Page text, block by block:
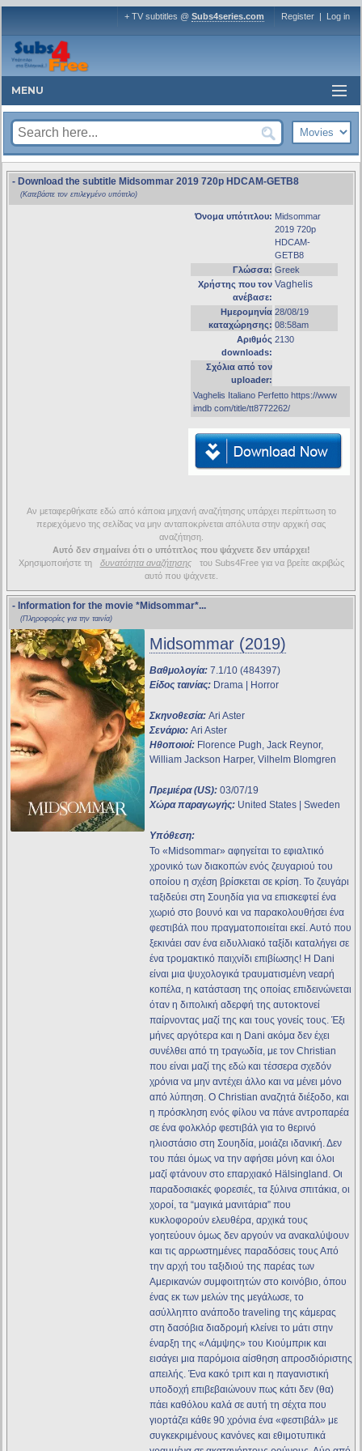
+ TV subtitles @ Subs4series.com Register | Log in
MENU
- Download the subtitle Midsommar 2019 720p HDCAM-GETB8
(Κατεβάστε τον επιλεγμένο υπότιτλο)
Όνομα υπότιτλου: Midsommar
2019 720p
HDCAM-
GETB8
Γλώσσα: Greek
Χρήστης που τον
ανέβασε:
Vaghelis
Ημερομηνία
καταχώρησης:
28/08/19
08:58am
Αριθμός
downloads:
2130
Σχόλια από τον
uploader:
Vaghelis Italianο Perfetto https://www
imdb com/title/tt8772262/
Αν μεταφερθήκατε εδώ από κάποια μηχανή αναζήτησης υπάρχει περίπτωση το
περιεχόμενο της σελίδας να μην ανταποκρίνεται απόλυτα στην αρχική σας
αναζήτηση.
Αυτό δεν σημαίνει ότι ο υπότιτλος που ψάχνετε δεν υπάρχει!
Χρησιμοποιήστε τη
δυνατότητα αναζήτησης
του Subs4Free για να βρείτε ακριβώς
αυτό που ψάχνετε.
- Information for the movie *Midsommar*...
(Πληροφορίες για την ταινία)
Midsommar (2019)
Βαθμολογία: 7.1/10 (484397)
Είδος ταινίας: Drama | Horror
Σκηνοθεσία: Ari Aster
Σενάριο: Ari Aster
Ηθοποιοί: Florence Pugh, Jack Reynor,
William Jackson Harper, Vilhelm Blomgren
Πρεμιέρα (US): 03/07/19
Χώρα παραγωγής: United States | Sweden
Υπόθεση:
Το «Midsommar» αφηγείται το εφιαλτικό
χρονικό των διακοπών ενός ζευγαριού του
οποίου η σχέση βρίσκεται σε κρίση. Το ζευγάρι
ταξιδεύει στη Σουηδία για να επισκεφτεί ένα
χωριό στο βουνό και να παρακολουθήσει ένα
φεστιβάλ που πραγματοποιείται εκεί. Αυτό που
ξεκινάει σαν ένα ειδυλλιακό ταξίδι καταλήγει σε
ένα τρομακτικό παιχνίδι επιβίωσης! Η Dani
είναι μια ψυχολογικά τραυματισμένη νεαρή
κοπέλα, η κατάσταση της οποίας επιδεινώνεται
όταν η διπολική αδερφή της αυτοκτονεί
παίρνοντας μαζί της και τους γονείς τους. Έξι
μήνες αργότερα και η Dani ακόμα δεν έχει
συνέλθει από τη τραγωδία, με τον Christian
που είναι μαζί της εδώ και τέσσερα σχεδόν
χρόνια να μην αντέχει άλλο και να μένει μόνο
από λύπηση. Ο Christian αναζητά διέξοδο, και
η πρόσκληση ενός φίλου να πάνε αντροπαρέα
σε ένα φολκλόρ φεστιβάλ για το θερινό
ηλιοστάσιο στη Σουηδία, μοιάζει ιδανική. Δεν
του πάει όμως να την αφήσει μόνη και όλοι
μαζί φτάνουν στο επαρχιακό Hälsingland. Οι
παραδοσιακές φορεσιές, τα ξύλινα σπιτάκια, οι
χοροί, τα “μαγικά μανιτάρια” που
κυκλοφορούν ελευθέρα, αρχικά τους
γοητεύουν όμως δεν αργούν να ανακαλύψουν
και τις αρρωστημένες παραδόσεις τους Από
την αρχή του ταξιδιού της παρέας των
Αμερικανών συμφοιτητών στο κοινόβιο, όπου
ένας εκ των μελών της μεγάλωσε, το
ασύλληπτο ανάποδο traveling της κάμερας
στη δασόβια διαδρομή κλείνει το μάτι στην
έναρξη της «Λάμψης» του Κιούμπρικ και
εισάγει μια παρόμοια αίσθηση απροσδιόριστης
απειλής. Ένα κακό τριπ και η παγανιστική
υποδοχή επιβεβαιώνουν πως κάτι δεν (θα)
πάει καθόλου καλά σε αυτή τη σέχτα που
γιορτάζει κάθε 90 χρόνια ένα «φεστιβάλ» με
συγκεκριμένους κανόνες και εθιμοτυπικά